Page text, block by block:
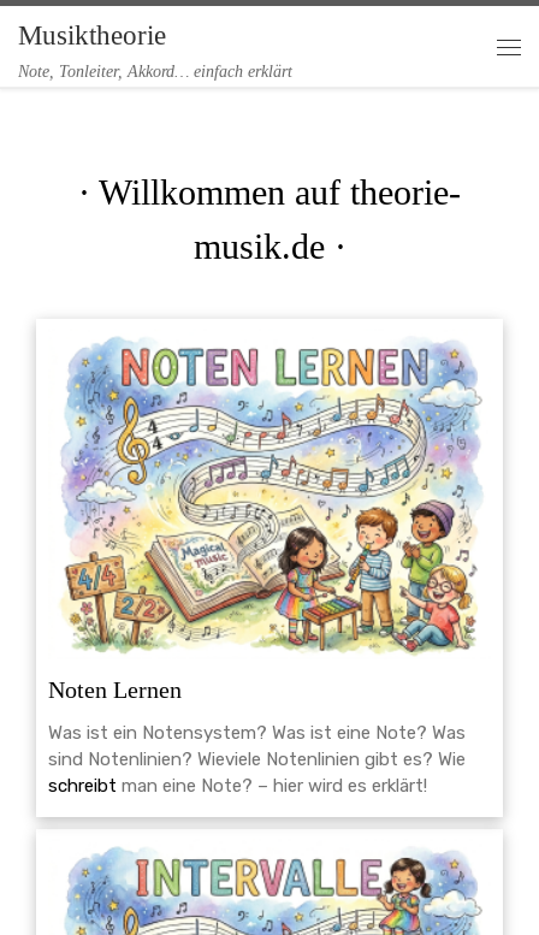
Zum Inhalt springen
Musiktheorie
Note, Tonleiter, Akkord… einfach erklärt
· Willkommen auf theorie-
musik.de ·
Noten Lernen
Was ist ein Notensystem? Was ist eine Note? Was
sind Notenlinien? Wieviele Notenlinien gibt es? Wie
schreibt man eine Note? – hier wird es erklärt!